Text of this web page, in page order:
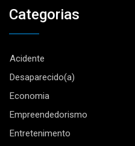
Categorias
Acidente
Desaparecido(a)
Economia
Empreendedorismo
Entretenimento